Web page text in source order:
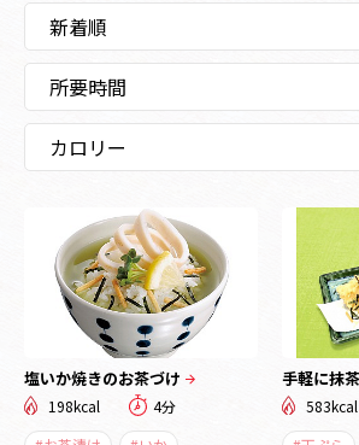
塩いか焼きのお茶づけ
198kcal
4分
手軽に抹
583kcal